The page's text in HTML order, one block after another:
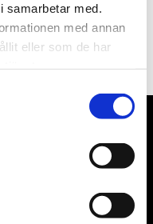
med.
med annan
eller som de har
med vårintegritetspolicy
verktyg, ATH billyftar
Kontakta oss
yttersta för att hjälpa